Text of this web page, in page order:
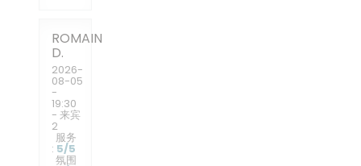
ROMAIN
D
2026-
08-05
-
19:30
- 来宾
2
服务
: 5/5
氛围